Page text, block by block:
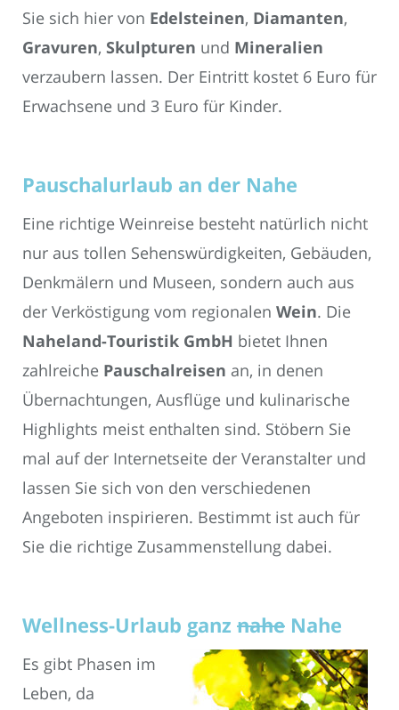
Sie sich hier von Edelsteinen, Diamanten,
Gravuren, Skulpturen und Mineralien
verzaubern lassen. Der Eintritt kostet 6 Euro für
Erwachsene und 3 Euro für Kinder.
Pauschalurlaub an der Nahe
Eine richtige Weinreise besteht natürlich nicht
nur aus tollen Sehenswürdigkeiten, Gebäuden,
Denkmälern und Museen, sondern auch aus
der Verköstigung vom regionalen Wein. Die
Naheland-Touristik GmbH bietet Ihnen
zahlreiche Pauschalreisen an, in denen
Übernachtungen, Ausflüge und kulinarische
Highlights meist enthalten sind. Stöbern Sie
mal auf der Internetseite der Veranstalter und
lassen Sie sich von den verschiedenen
Angeboten inspirieren. Bestimmt ist auch für
Sie die richtige Zusammenstellung dabei.
Wellness-Urlaub ganz nahe Nahe
Es gibt Phasen im
Leben, da